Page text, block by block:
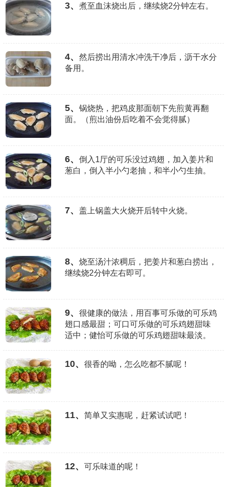
3、 煮至血沫烧出后，继续烧2分钟左右。
4、
然后捞出用清水冲洗干净后，沥干水分
备用。
5、
锅烧热，把鸡皮那面朝下先煎黄再翻
面。（煎出油份后吃着不会觉得腻）
6、
倒入1厅的可乐没过鸡翅，加入姜片和
葱白，倒入半小勺老抽，和半小勺生抽。
7、 盖上锅盖大火烧开后转中火烧。
8、
烧至汤汁浓稠后，把姜片和葱白捞出，
继续烧2分钟左右即可。
9、
很健康的做法，用百事可乐做的可乐鸡
翅口感最甜；可口可乐做的可乐鸡翅甜味
适中；健怡可乐做的可乐鸡翅甜味最淡。
10、 很香的呦，怎么吃都不腻呢！
11、 简单又实惠呢，赶紧试试吧！
12、 可乐味道的呢！